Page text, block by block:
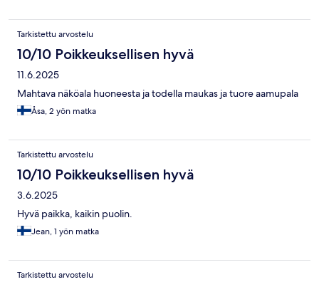
Tarkistettu arvostelu
10/10 Poikkeuksellisen hyvä
11.6.2025
Mahtava näköala huoneesta ja todella maukas ja tuore aamupala
Åsa, 2 yön matka
Tarkistettu arvostelu
10/10 Poikkeuksellisen hyvä
3.6.2025
Hyvä paikka, kaikin puolin.
Jean, 1 yön matka
Tarkistettu arvostelu